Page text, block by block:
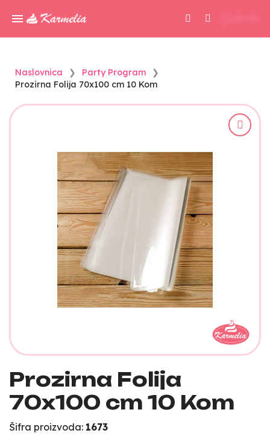
Naslovnica
Party Program
Prozirna Folija 70x100 cm 10 Kom
Prozirna Folija
70x100 cm 10 Kom
Šifra proizvoda: 1673